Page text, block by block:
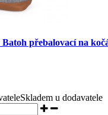
přebalovací na
Skladem u dodavatele